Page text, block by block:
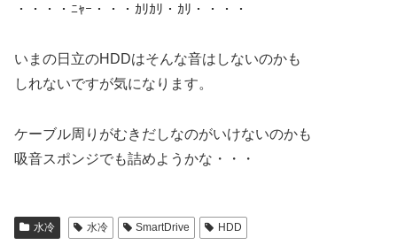
・・・・ﾆｬｰ・・・ｶﾘｶﾘ・ｶﾘ・・・・
いまの日立のHDDはそんな音はしないのかも
しれないですが気になります。
ケーブル周りがむきだしなのがいけないのかも
吸音スポンジでも詰めようかな・・・
水冷 水冷 SmartDrive HDD